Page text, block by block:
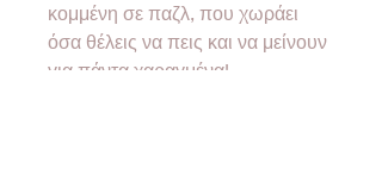
κομμένη σε παζλ, που χωράει
όσα θέλεις να πεις και να μείνουν
για πάντα χαραγμένα!